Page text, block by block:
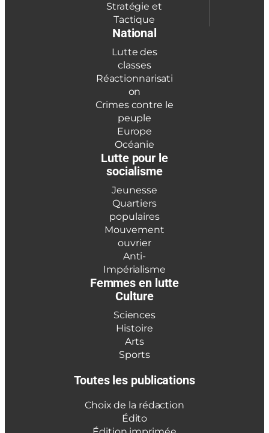
Stratégie et
Tactique
National
Lutte des
classes
Réactionnarisati
on
Crimes contre le
peuple
Europe
Océanie
Lutte pour le
socialisme
Jeunesse
Quartiers
populaires
Mouvement
ouvrier
Anti-
Impérialisme
Femmes en lutte
Culture
Sciences
Histoire
Arts
Sports
Toutes les publications
Choix de la rédaction
Édito